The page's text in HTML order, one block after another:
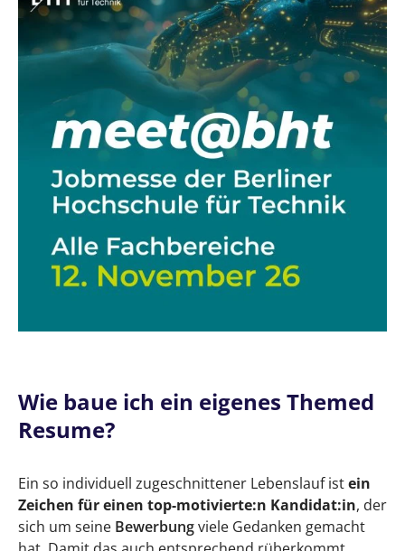
Wie baue ich ein eigenes Themed
Resume?
Ein so individuell zugeschnittener Lebenslauf istein
Zeichen für einen top-motivierte:n Kandidat:in, der
sich um seine Bewerbungviele Gedanken gemacht